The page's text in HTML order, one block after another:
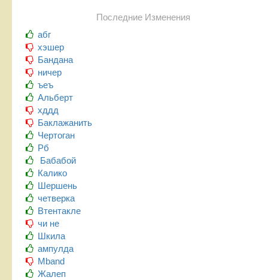
Последние Изменения
абг
хэшер
Бандана
ничер
ъеъ
Альберт
хддд
Баклажанить
Чертоган
Рб
Бабабой
Калико
Шершень
четверка
Втентакле
чи не
Шкила
ампулда
Mband
Жалеп